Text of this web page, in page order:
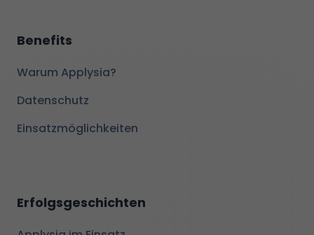
Benefits
Warum Applysia?
Datenschutz
Einsatzmöglichkeiten
Erfolgsgeschichten